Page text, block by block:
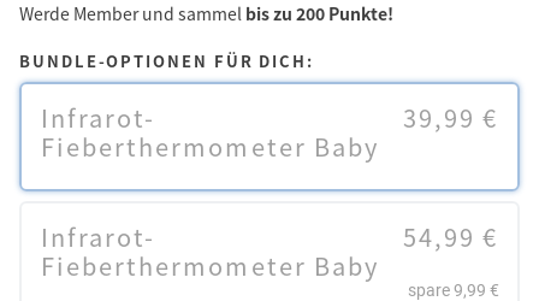
Werde Member und sammel bis zu 200 Punkte!
BUNDLE-OPTIONEN FÜR DICH:
Infrarot-
Fieberthermometer Baby
39,99 €
Infrarot-
Fieberthermometer Baby
54,99 €
spare 9,99 €